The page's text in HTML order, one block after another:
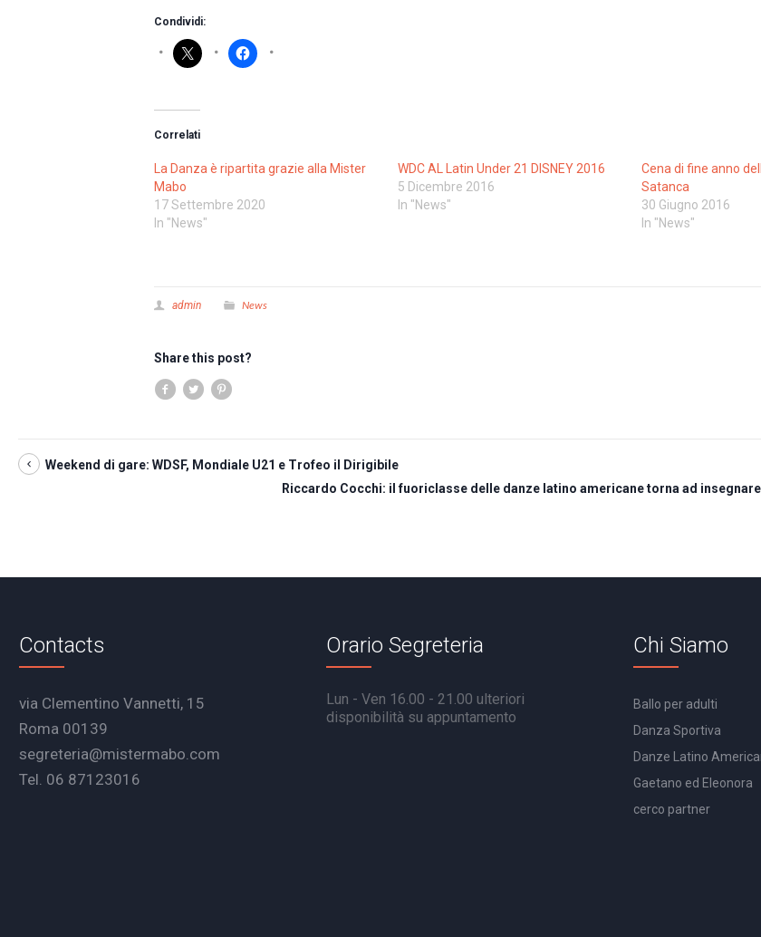
Condividi:
Correlati
La Danza è ripartita grazie alla Mister
Mabo
17 Settembre 2020
In "News"
WDC AL Latin Under 21 DISNEY 2016
5 Dicembre 2016
In "News"
Cena di fine anno
Satanca
30 Giugno 2016
In "News"
admin News
Share this post?
Weekend di gare: WDSF, Mondiale U21 e Trofeo il Dirigibile
Riccardo Cocchi: il fuoriclasse delle danze latino americane torna ad
Contacts
via Clementino Vannetti, 15
Roma 00139
segreteria@mistermabo.com
Tel. 06 87123016
Orario Segreteria
Lun - Ven 16.00 - 21.00 ulteriori
disponibilità su appuntamento
Chi Siamo
Ballo per adulti
Danza Sportiva
Danze Latino
Gaetano ed Eleonora
cerco partner